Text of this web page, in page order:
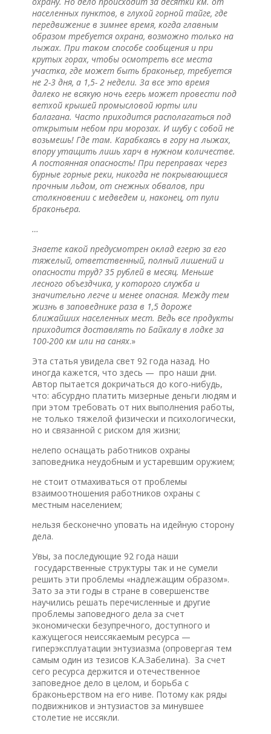
населенных пунктов, в глухой горной тайге, где
передвижение в зимнее время, когда главным
образом требуется охрана, возможно только на
лыжах. При таком способе сообщения и при
крутых горах, чтобы осмотреть все места
участка, где может быть браконьер, требуется
не 2-3 дня, а 1,5- 2 недели. За все это время
далеко не всякую ночь егерь может провести под
ветхой крышей промысловой юрты или
балагана. Часто приходится располагаться под
открытым небом при морозах. И шубу с собой не
возьмешь! Где там. Карабкаясь в гору на лыжах,
впору утащить лишь харч в нужном количестве.
А постоянная опасность! При переправах через
бурные горные реки, никогда не покрывающиеся
прочным льдом, от снежных обвалов, при
столкновении с медведем и, наконец, от пули
браконьера.
…
Знаете какой предусмотрен оклад егерю за его
тяжелый, ответственный, полный лишений и
опасности труд? 35 рублей в месяц. Меньше
лесного объездчика, у которого служба и
значительно легче и менее опасная. Между тем
жизнь в заповеднике раза в 1,5 дороже
ближайших населенных мест. Ведь все продукты
приходится доставлять по Байкалу в лодке за
100-200 км или на санях.»
Эта статья увидела свет 92 года назад. Но
иногда кажется, что здесь — про наши дни.
Автор пытается докричаться до кого-нибудь,
что: абсурдно платить мизерные деньги людям и
при этом требовать от них выполнения работы,
не только тяжелой физически и психологически,
но и связанной с риском для жизни;
нелепо оснащать работников охраны
заповедника неудобным и устаревшим оружием;
не стоит отмахиваться от проблемы
взаимоотношения работников охраны с
местным населением;
нельзя бесконечно уповать на идейную сторону
дела.
Увы, за последующие 92 года наши
государственные структуры так и не сумели
решить эти проблемы «надлежащим образом».
Зато за эти годы в стране в совершенстве
научились решать перечисленные и другие
проблемы заповедного дела за счет
экономически безупречного, доступного и
кажущегося неиссякаемым ресурса —
гиперэксплуатации энтузиазма (опровергая тем
самым один из тезисов К.А.Забелина). За счет
сего ресурса держится и отечественное
заповедное дело в целом, и борьба с
браконьерством на его ниве. Потому как ряды
подвижников и энтузиастов за минувшее
столетие не иссякли.